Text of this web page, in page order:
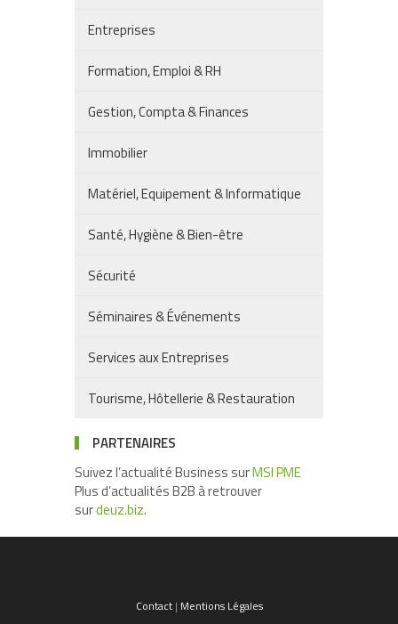
Entreprises
Formation, Emploi & RH
Gestion, Compta & Finances
Immobilier
Matériel, Equipement & Informatique
Santé, Hygiène & Bien-être
Sécurité
Séminaires & Événements
Services aux Entreprises
Tourisme, Hôtellerie & Restauration
PARTENAIRES
Suivez l’actualité Business surMSI PME
Plus d’actualités B2B à retrouver
surdeuz.biz.
Contact| Mentions Légales